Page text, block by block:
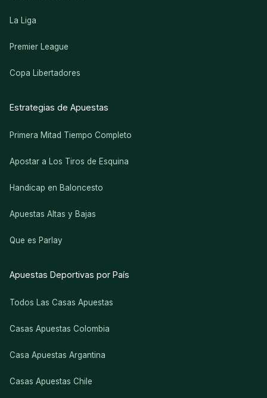
La Liga
Premier League
Copa Libertadores
Estrategias de Apuestas
Primera Mitad Tiempo Completo
Apostar a Los Tiros de Esquina
Handicap en Baloncesto
Apuestas Altas y Bajas
Que es Parlay
Apuestas Deportivas por País
Todos Las Casas Apuestas
Casas Apuestas Colombia
Casa Apuestas Argantina
Casas Apuestas Chile